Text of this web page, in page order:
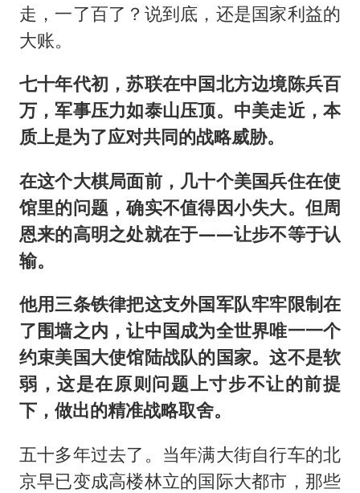
走，一了百了？说到底，还是国家利益的
大账。
七十年代初，苏联在中国北方边境陈兵百
万，军事压力如泰山压顶。中美走近，本
质上是为了应对共同的战略威胁。
在这个大棋局面前，几十个美国兵住在使
馆里的问题，确实不值得因小失大。但周
恩来的高明之处就在于——让步不等于认
输。
他用三条铁律把这支外国军队牢牢限制在
了围墙之内，让中国成为全世界唯一一个
约束美国大使馆陆战队的国家。这不是软
弱，这是在原则问题上寸步不让的前提
下，做出的精准战略取舍。
五十多年过去了。当年满大街自行车的北
京早已变成高楼林立的国际大都市，那些